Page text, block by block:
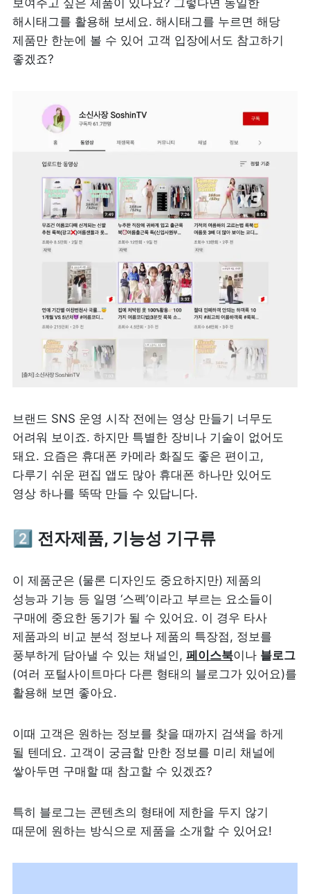
해시태그를 활용해 보세요. 해시태그를 누르면 해당
제품만 한눈에 볼 수 있어 고객 입장에서도 참고하기
좋겠죠?
브랜드 SNS 운영 시작 전에는 영상 만들기 너무도
어려워 보이죠. 하지만 특별한 장비나 기술이 없어도
돼요. 요즘은 휴대폰 카메라 화질도 좋은 편이고,
다루기 쉬운 편집 앱도 많아 휴대폰 하나만 있어도
영상 하나를 뚝딱 만들 수 있답니다.
2️⃣ 전자제품, 기능성 기구류
이 제품군은 (물론 디자인도 중요하지만) 제품의
성능과 기능 등 일명 ‘스펙’이라고 부르는 요소들이
구매에 중요한 동기가 될 수 있어요. 이 경우 타사
제품과의 비교 분석 정보나 제품의 특장점, 정보를
풍부하게 담아낼 수 있는 채널인, 페이스북이나 블로그
(여러 포털사이트마다 다른 형태의 블로그가 있어요)를
활용해 보면 좋아요.
이때 고객은 원하는 정보를 찾을 때까지 검색을 하게
될 텐데요. 고객이 궁금할 만한 정보를 미리 채널에
쌓아두면 구매할 때 참고할 수 있겠죠?
특히 블로그는 콘텐츠의 형태에 제한을 두지 않기
때문에 원하는 방식으로 제품을 소개할 수 있어요!